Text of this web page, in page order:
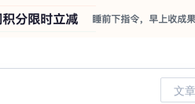
文